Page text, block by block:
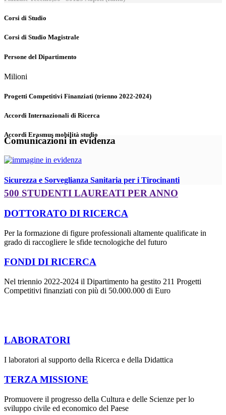
Corsi di Studio
Corsi di Studio Magistrale
Persone del Dipartimento
Milioni
Progetti Competitivi Finanziati (trienno 2022-2024)
Accordi Internazionali di Ricerca
Accordi Erasmus mobilità studio
Comunicazioni in evidenza
Sicurezza e Sorveglianza Sanitaria per i Tirocinanti
500 STUDENTI LAUREATI PER ANNO
DOTTORATO DI RICERCA
Per la formazione di figure professionali altamente qualificate in
grado di raccogliere le sfide tecnologiche del futuro
FONDI DI RICERCA
Nel triennio 2022-2024 il Dipartimento ha gestito 211 Progetti
Competitivi finanziati con più di 50.000.000 di Euro
LABORATORI
I laboratori al supporto della Ricerca e della Didattica
TERZA MISSIONE
Promuovere il progresso della Cultura e delle Scienze per lo
sviluppo civile ed economico del Paese